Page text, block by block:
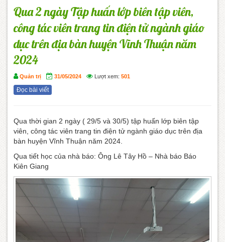
Qua 2 ngày Tập huấn lớp biên tập viên,
công tác viên trang tin điện tử ngành giáo
dục trên địa bàn huyện Vĩnh Thuận năm
2024
Quản trị 31/05/2024 Lượt xem: 501
Đọc bài viết
Qua thời gian 2 ngày ( 29/5 và 30/5) tập huấn lớp biên tập
viên, công tác viên trang tin điện tử ngành giáo dục trên địa
bàn huyện Vĩnh Thuận năm 2024.
Qua tiết học của nhà báo: Ông Lê Tây Hồ – Nhà báo Báo
Kiên Giang